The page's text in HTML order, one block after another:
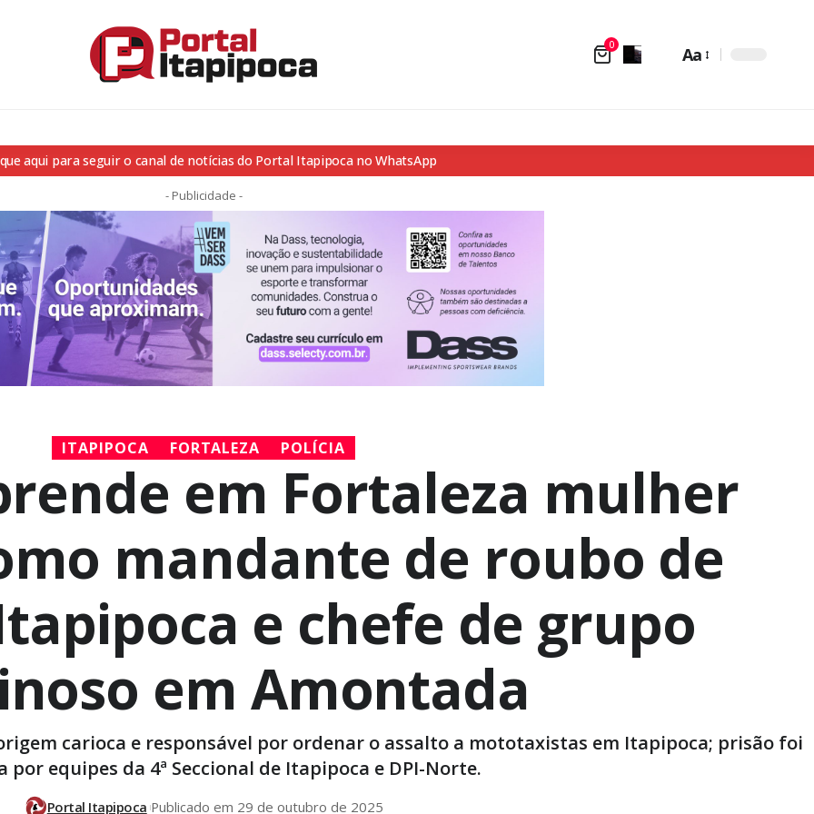
0 Aa
aqui para seguir o canal de notícias do Portal Itapipoca no WhatsApp
- Publicidade -
ITAPIPOCA FORTALEZA POLÍCIA
em Fortaleza mulher
mandante de roubo de
e chefe de grupo
em Amontada
carioca e responsável por ordenar o assalto a mototaxistas em Itapipoca; prisão foi
por equipes da 4ª Seccional de Itapipoca e DPI-Norte.
Portal Itapipoca Publicado em 29 de outubro de 2025